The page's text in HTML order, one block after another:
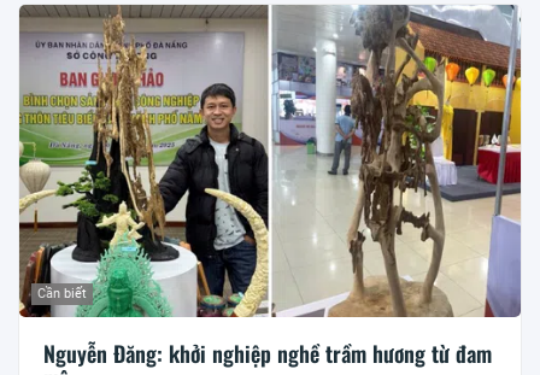
Cần biết
Nguyễn Đăng: khởi nghiệp nghề trầm hương từ đam